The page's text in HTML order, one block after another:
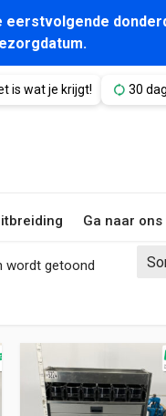
is wat je krijgt! 30
Ga naar
wordt getoond